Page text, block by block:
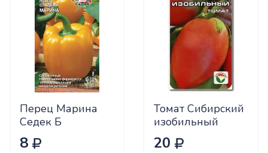
Перец Марина
Седек Б
8
Томат Сибирский
изобильный
Сиб.сад Ц
20